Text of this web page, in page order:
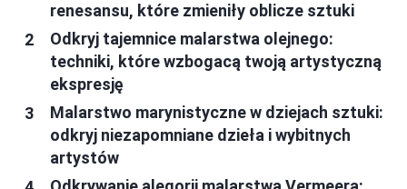
renesansu, które zmieniły oblicze sztuki
Odkryj tajemnice malarstwa olejnego:
techniki, które wzbogacą twoją artystyczną
ekspresję
Malarstwo marynistyczne w dziejach sztuki:
odkryj niezapomniane dzieła i wybitnych
artystów